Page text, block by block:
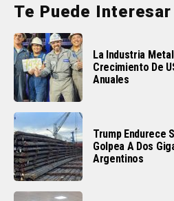
Te Puede Interesar
La Industria
Crecimiento De
Anuales
Trump Endurece
Golpea A Dos
Argentinos